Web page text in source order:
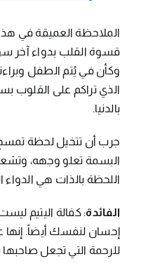
الملاحظة العميقة في
قسوة القلب بدواء آخر
وكأن في يُتم الطفل
الذي تراكم على القلوب
بالدنيا.
جرب أن تتخيل لحظة
البسمة تعلو وجهه،
اللحظة بالذات هي
الفائدة: كفالة اليتيم
إحسان لنفسك أيضاً. إنها
للرحمة التي تجعل